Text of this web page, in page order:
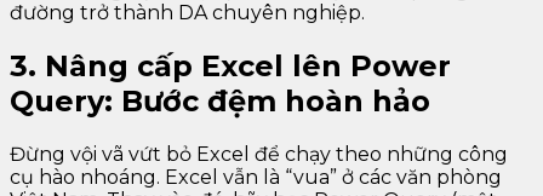
đường trở thành DA chuyên nghiệp.
3. Nâng cấp Excel lên Power
Query: Bước đệm hoàn hảo
Đừng vội vã vứt bỏ Excel để chạy theo những công
cụ hào nhoáng. Excel vẫn là “vua” ở các văn phòng